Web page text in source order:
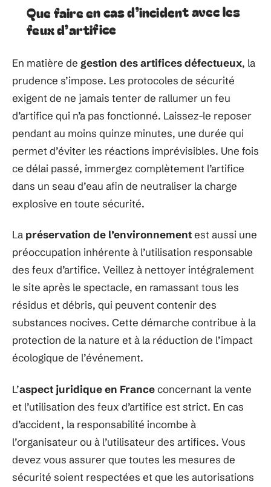
Que faire en cas d’incident avec les
feux d’artifice
En matière de gestion des artifices défectueux, la
prudence s’impose. Les protocoles de sécurité
exigent de ne jamais tenter de rallumer un feu
d’artifice qui n’a pas fonctionné. Laissez-le reposer
pendant au moins quinze minutes, une durée qui
permet d’éviter les réactions imprévisibles. Une fois
ce délai passé, immergez complètement l’artifice
dans un seau d’eau afin de neutraliser la charge
explosive en toute sécurité.
La préservation de l’environnementest aussi une
préoccupation inhérente à l’utilisation responsable
des feux d’artifice. Veillez à nettoyer intégralement
le site après le spectacle, en ramassant tous les
résidus et débris, qui peuvent contenir des
substances nocives. Cette démarche contribue à la
protection de la nature et à la réduction de l’impact
écologique de l’événement.
L’aspect juridique en Franceconcernant la vente
et l’utilisation des feux d’artifice est strict. En cas
d’accident, la responsabilité incombe à
l’organisateur ou à l’utilisateur des artifices. Vous
devez vous assurer que toutes les mesures de
sécurité soient respectées et que les autorisations